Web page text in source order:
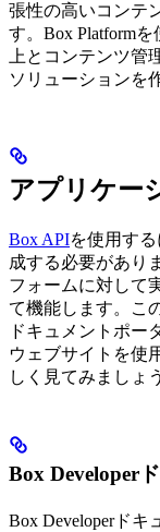
張性の高いコンテ
す。Box Platform
上とコンテンツ
ソリューションを
アプリケー
Box APIを使用す
成する必要があり
フォームに対して
て機能します。こ
ドキュメントポー
ウェブサイトを使
しく見てみましょ
Box Developer
Box Developerド